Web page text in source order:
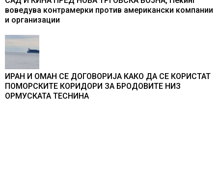
воведува контрамерки против американски компании
и организации
ИРАН И ОМАН СЕ ДОГОВОРИЈА КАКО ДА СЕ КОРИСТАТ
ПОМОРСКИТЕ КОРИДОРИ ЗА БРОДОВИТЕ НИЗ
ОРМУСКАТА ТЕСНИНА